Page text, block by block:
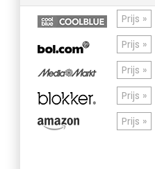
Prijs »
Prijs »
Prijs »
Prijs »
Prijs »